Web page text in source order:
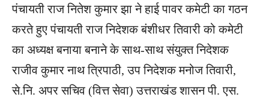
पंचायती राज नितेश कुमार झा ने हाई पावर कमेटी का गठन
करते हुए पंचायती राज निदेशक बंशीधर तिवारी को कमेटी
का अध्यक्ष बनाया बनाने के साथ-साथ संयुक्त निदेशक
राजीव कुमार नाथ त्रिपाठी, उप निदेशक मनोज तिवारी,
से.नि. अपर सचिव (वित्त सेवा) उत्तराखंड शासन पी. एस.